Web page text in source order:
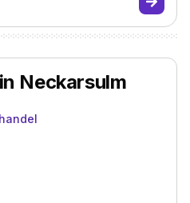
Neckarsulm